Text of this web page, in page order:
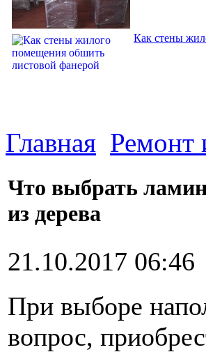
Как стены
Главная Ремонт
Что выбрать
из дерева
21.10.2017 06:46
При выборе
вопрос,